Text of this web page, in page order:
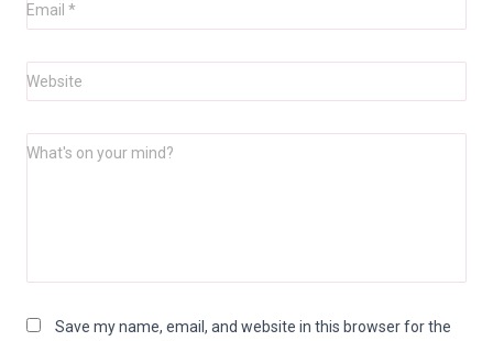
Email *
Website
What's on your mind?
Save my name, email, and website in this browser for the